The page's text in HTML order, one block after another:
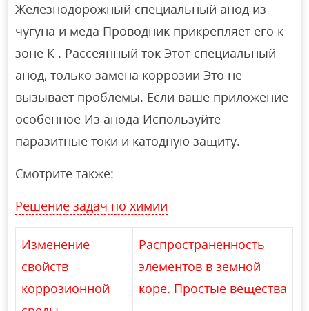
Железнодорожный специальный анод из
чугуна и меда Проводник прикрепляет его к
зоне К . Рассеянный ток Этот специальный
анод, только замена коррозии Это не
вызывает проблемы. Если ваше приложение
особенное Из анода Используйте
паразитные токи и катодную защиту.
Смотрите также:
Решение задач по химии
Изменение
свойств
коррозионной
Распространенность
элементов в земной
коре. Простые вещества